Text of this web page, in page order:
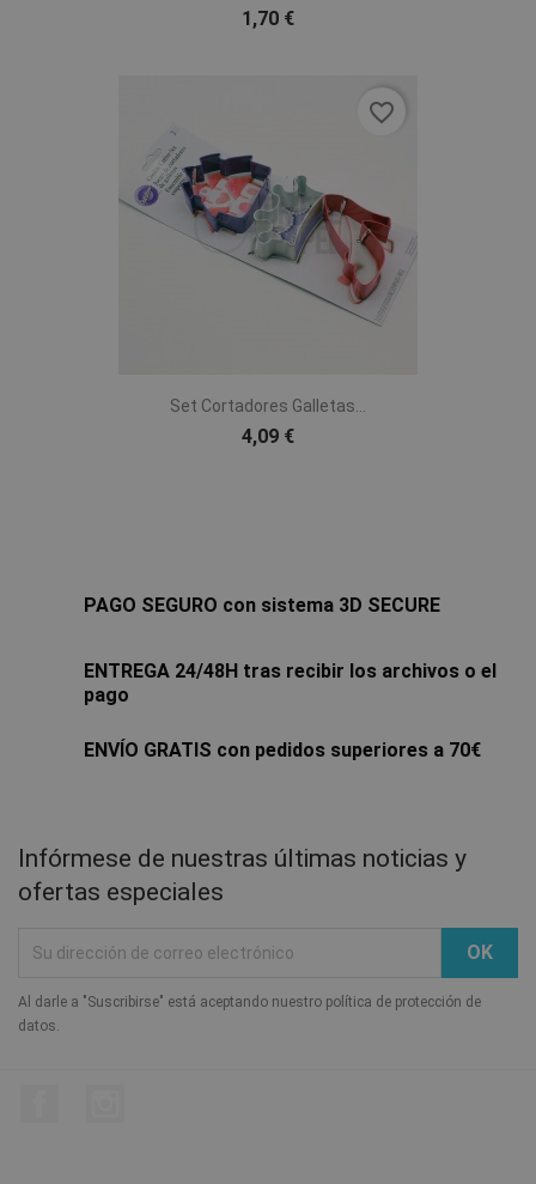
1,70 €
Set Cortadores Galletas...
4,09 €
favorite_border
PAGO SEGURO con sistema 3D SECURE
ENTREGA 24/48H tras recibir los archivos o el
pago
ENVÍO GRATIS con pedidos superiores a 70€
Infórmese de nuestras últimas noticias y
ofertas especiales
Al darle a "Suscribirse" está aceptando nuestro política de protección de
datos.